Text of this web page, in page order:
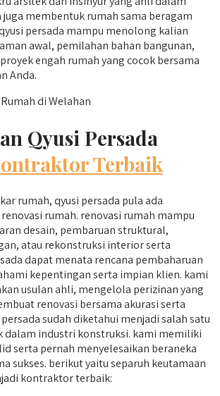
membentuk rumah sama beragam
persada mampu menolong kalian
awal, pemilahan bahan bangunan,
engah rumah yang cocok bersama
Anda.
Qyusi Persada
Terbaik
rumah, qyusi persada pula ada
rumah. renovasi rumah mampu
desain, pembaruan struktural,
atau rekonstruksi interior serta
dapat menata rencana pembaharuan
kepentingan serta impian klien. kami
usulan ahli, mengelola perizinan yang
renovasi bersama akurasi serta
sudah diketahui menjadi salah satu
dalam industri konstruksi. kami memiliki
serta pernah menyelesaikan beraneka
sukses. berikut yaitu separuh keutamaan
kontraktor terbaik: